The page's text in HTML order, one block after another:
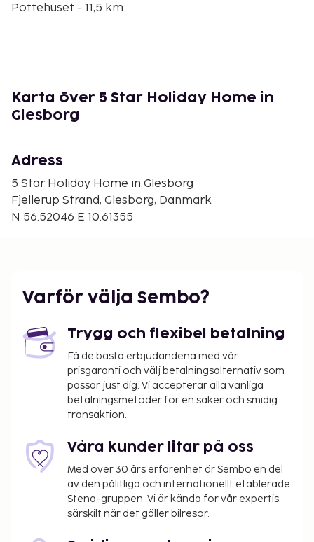
Pottehuset - 11,5 km
Bønnerup marina - 12,2 km
Djurs Golfklubb - 12,9 km
Hemmed kyrka - 13 km
29,3 km
Avgiftsfri parkering erbjuds på plats. Njut av
utsikten från deras terrassen och dra nytta av deras
gratis wi-fi och utomhusgrill.
skatt. Observera att dessa kan komma att ändras.
Karta över 5 Star Holiday Home in
Glesborg
Adress
5 Star Holiday Home in Glesborg
Fjellerup Strand, Glesborg, Danmark
N 56.52046 E 10.61355
Varför välja Sembo?
Trygg och flexibel betalning
Få de bästa erbjudandena med vår
prisgaranti och välj betalningsalternativ som
passar just dig. Vi accepterar alla vanliga
betalningsmetoder för en säker och smidig
transaktion.
Våra kunder litar på oss
Med över 30 års erfarenhet är Sembo en del
av den pålitliga och internationellt etablerade
Stena-gruppen. Vi är kända för vår expertis,
särskilt när det gäller bilresor.